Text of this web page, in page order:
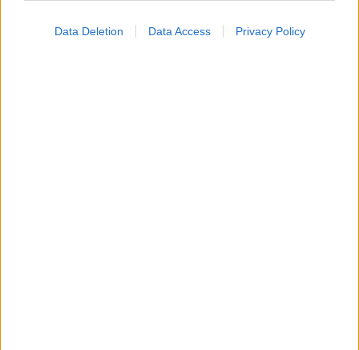
I want to allow Google to enable storage
Data Deletion Data Access Privacy Policy